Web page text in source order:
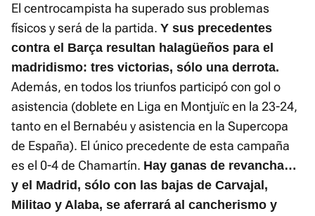
El centrocampista ha superado sus problemas
físicos y será de la partida. Y sus precedentes
contra el Barça resultan halagüeños para el
madridismo: tres victorias, sólo una derrota.
Además, en todos los triunfos participó con gol o
asistencia (doblete en Liga en Montjuïc en la 23-24,
tanto en el Bernabéu y asistencia en la Supercopa
de España). El único precedente de esta campaña
es el 0-4 de Chamartín. Hay ganas de revancha…
y el Madrid, sólo con las bajas de Carvajal,
Militao y Alaba, se aferrará al cancherismo y